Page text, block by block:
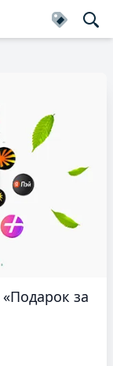
«Подарок за